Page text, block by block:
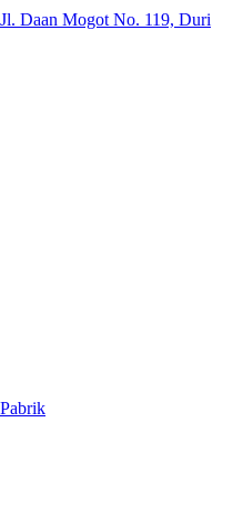
Daan Mogot No. 119, Duri